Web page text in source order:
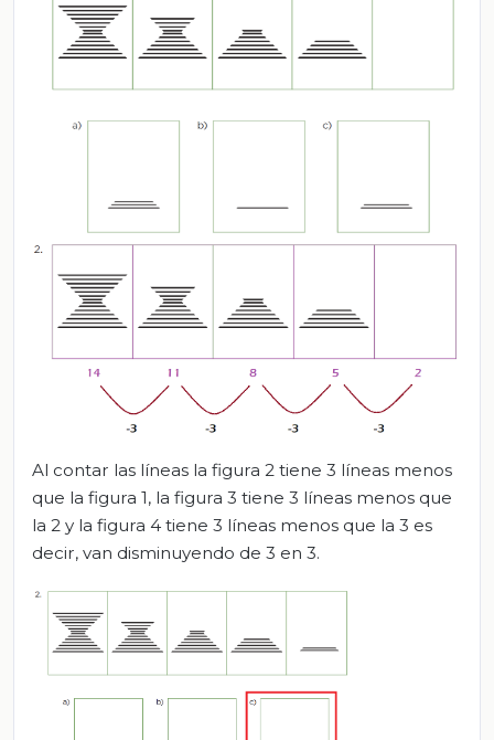
Al contar las líneas la figura 2 tiene 3 líneas menos
que la figura 1, la figura 3 tiene 3 líneas menos que
la 2 y la figura 4 tiene 3 líneas menos que la 3 es
decir, van disminuyendo de 3 en 3.